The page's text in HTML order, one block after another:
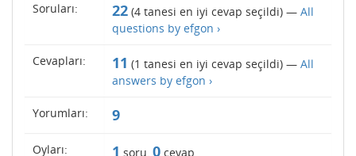
Soruları: 22 (4 tanesi en iyi cevap seçildi) — All
questions by efgon ›
Cevapları: 11 (1 tanesi en iyi cevap seçildi) — All
answers by efgon ›
Yorumları: 9
Oyları: 1 soru, 0 cevap